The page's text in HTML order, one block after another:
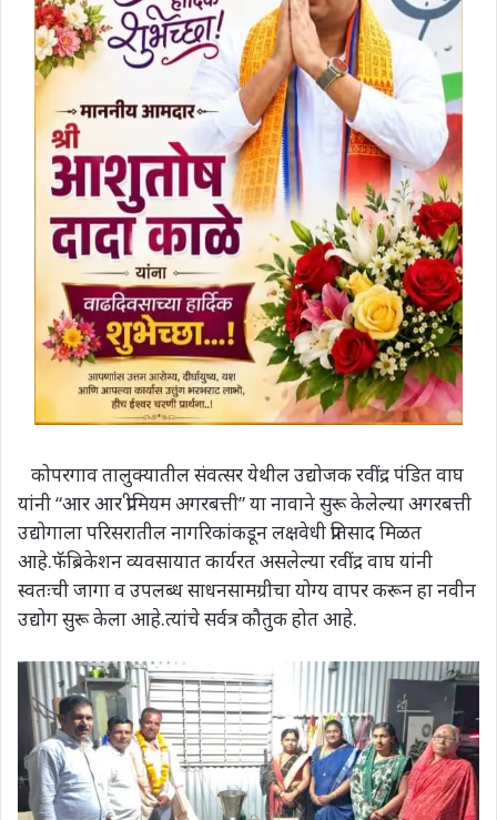
कोपरगाव तालुक्यातील संवत्सर येथील उद्योजक रवींद्र पंडित वाघ
यांनी “आर आर प्रीमियम अगरबत्ती” या नावाने सुरू केलेल्या अगरबत्ती
उद्योगाला परिसरातील नागरिकांकडून लक्षवेधी प्रतिसाद मिळत
आहे.फॅब्रिकेशन व्यवसायात कार्यरत असलेल्या रवींद्र वाघ यांनी
स्वतःची जागा व उपलब्ध साधनसामग्रीचा योग्य वापर करून हा नवीन
उद्योग सुरू केला आहे.त्यांचे सर्वत्र कौतुक होत आहे.